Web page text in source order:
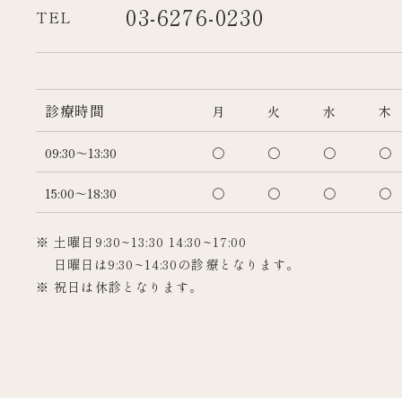
TEL 03-6276-0230
診療時間 月 火 水 木
09:30～13:30 〇 〇 〇 〇
15:00～18:30 〇 〇 〇 〇
※ 土曜日9:30~13:30 14:30~17:00
日曜日は9:30~14:30の診療となります。
※ 祝日は休診となります。